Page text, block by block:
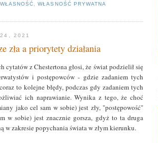
WŁASNOŚĆ ,WŁASNOŚĆ PRYWATNA
24, 2021
zła a priorytety działania
cytatów z Chestertona głosi, że świat podzielił się
i postępowców - gdzie zadaniem tych
to kolejne błędy, podczas gdy zadaniem tych
ich naprawianie. Wynika z tego, że choć
jako cel sam w sobie) jest zły, "postępowość"
w sobie) jest znacznie gorsza, gdyż to ta druga
w zakresie popychania świata w złym kierunku.